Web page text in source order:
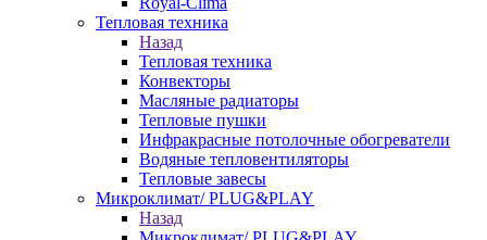
Тепловая техника
Назад
Тепловая техника
Конвекторы
Масляные радиаторы
Тепловые пушки
Инфракрасные потолочные обогреватели
Водяные тепловентиляторы
Тепловые завесы
Микроклимат/ PLUG&PLAY
Назад